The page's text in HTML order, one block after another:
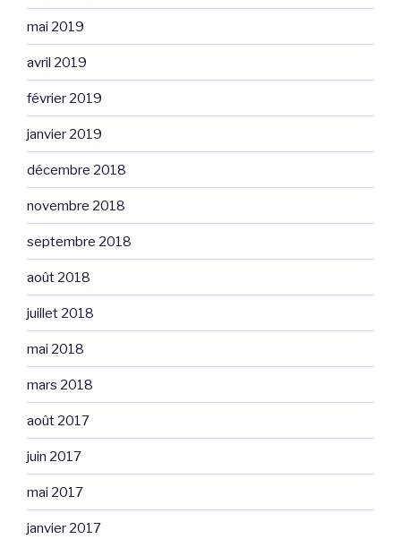
mai 2019
avril 2019
février 2019
janvier 2019
décembre 2018
novembre 2018
septembre 2018
août 2018
juillet 2018
mai 2018
mars 2018
août 2017
juin 2017
mai 2017
janvier 2017